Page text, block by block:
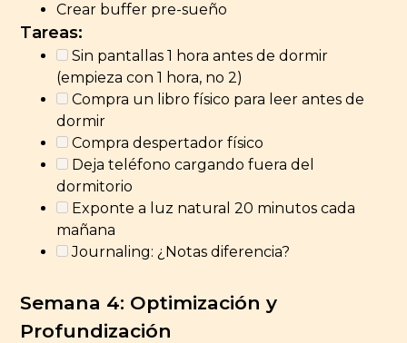
Crear buffer pre-sueño
Tareas:
Sin pantallas 1 hora antes de dormir
(empieza con 1 hora, no 2)
Compra un libro físico para leer antes de
dormir
Compra despertador físico
Deja teléfono cargando fuera del
dormitorio
Exponte a luz natural 20 minutos cada
mañana
Journaling: ¿Notas diferencia?
Semana 4: Optimización y
Profundización